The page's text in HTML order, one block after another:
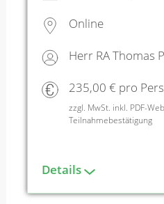
Online
Herr RA Thomas
235,00 € pro
zzgl. MwSt. inkl. PDF-
Teilnahmebestätigung
Details